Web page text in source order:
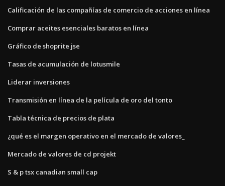
Calificación de las compañías de comercio de acciones en línea
Comprar aceites esenciales baratos en línea
Gráfico de shoprite jse
Tasas de acumulación de lotusmile
Liderar inversiones
Transmisión en línea de la película de oro del tonto
Tabla técnica de precios de plata
¿qué es el margen operativo en el mercado de valores_
Mercado de valores de cd projekt
S & p tsx canadian small cap